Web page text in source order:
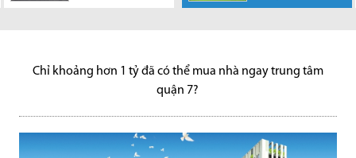
“Rất nhiều người
Chỉ khoảng hơn 1 tỷ đã có thể mua nhà ngay trung tâm
quận 7?